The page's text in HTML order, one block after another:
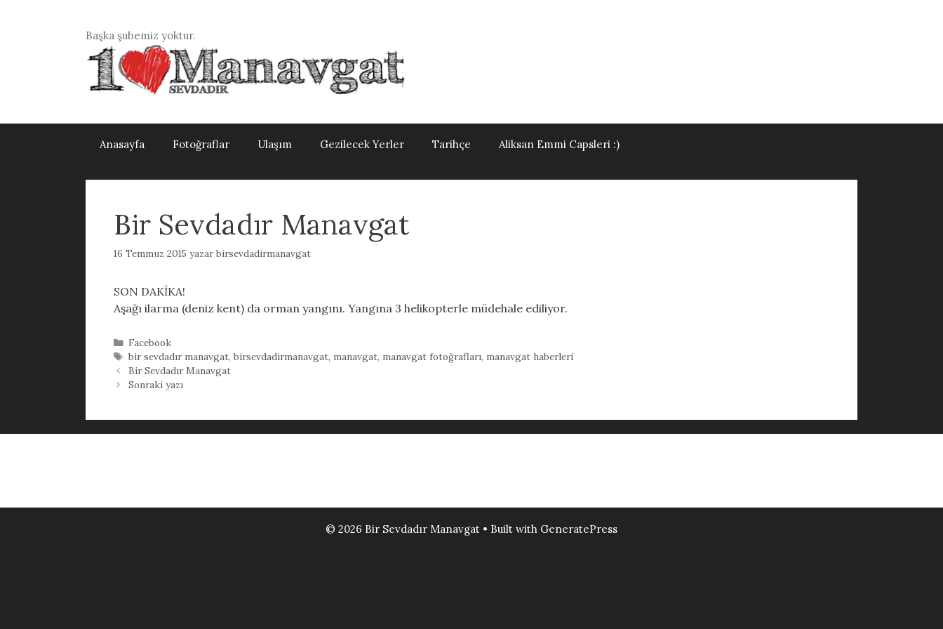
Başka şubemiz yoktur.
Anasayfa Fotoğraflar Ulaşım Gezilecek Yerler Tarihçe Aliksan Emmi Capsleri :)
Bir Sevdadır Manavgat
16 Temmuz 2015 yazarbirsevdadirmanavgat
SON DAKİKA!
Aşağı ilarma (deniz kent) da orman yangını. Yangına 3 helikopterle müdehale ediliyor.
Kategoriler
Facebook
Etiketler
bir sevdadır manavgat,birsevdadirmanavgat, manavgat, manavgat fotoğrafları, manavgat haberleri
Bir Sevdadır Manavgat
Sonraki yazı
© 2026 Bir Sevdadır Manavgat • Built with GeneratePress